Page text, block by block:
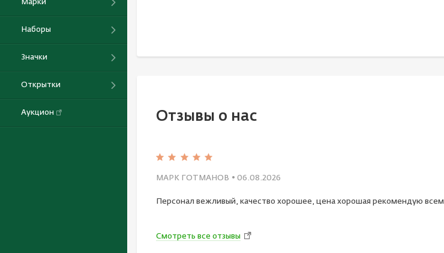
Марки
Наборы
Значки
Открытки
Аукцион Отзывы о нас
МАРК ГОТМАНОВ • 06.08.2026
Персонал вежливый, качество хорошее, цена хорошая рекомендую всем
Смотреть все отзывы